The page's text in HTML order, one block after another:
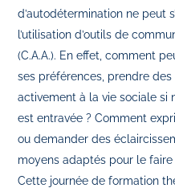
d’autodétermination ne peut
l’utilisation d’outils de
(C.A.A.). En effet, comment
ses préférences, prendre
activement à la vie sociale si
est entravée ? Comment
ou demander des
moyens adaptés pour le faire
Cette journée de formation